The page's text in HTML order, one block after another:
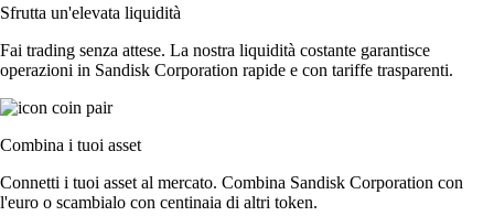
Sfrutta un'elevata liquidità
Fai trading senza attese. La nostra liquidità costante garantisce
operazioni in Sandisk Corporation rapide e con tariffe trasparenti.
Combina i tuoi asset
Connetti i tuoi asset al mercato. Combina Sandisk Corporation con
l'euro o scambialo con centinaia di altri token.